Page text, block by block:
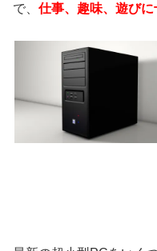
で、 仕事、趣味、遊びに